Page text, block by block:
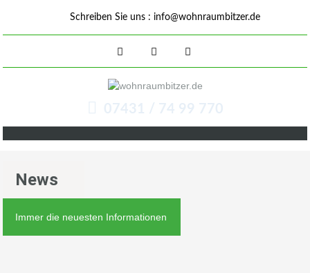
Schreiben Sie uns : info@wohnraumbitzer.de
07431 / 74 99 770
News
Immer die neuesten Informationen